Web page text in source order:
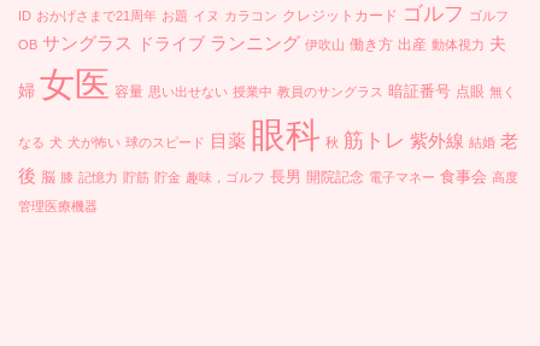
ID おかげさまで21周年 お題 イヌ カラコン クレジットカード ゴルフ ゴルフ
OB サングラス ドライブ ランニング 伊吹山 働き方 出産 動体視力 夫
婦 女医 容量 思い出せない 授業中 教員のサングラス 暗証番号 点眼 無く
なる 犬 犬が怖い 球のスピード 目薬 眼科 秋 筋トレ 紫外線 結婚 老
後 脳 膝 記憶力 貯筋 貯金 趣味，ゴルフ 長男 開院記念 電子マネー 食事会 高度
管理医療機器